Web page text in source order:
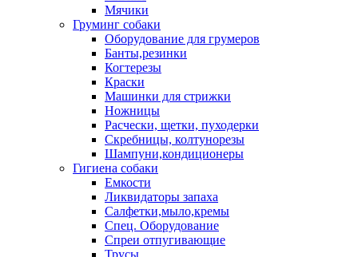
Мячики
Груминг собаки
Оборудование для грумеров
Банты,резинки
Когтерезы
Краски
Машинки для стрижки
Ножницы
Расчески, щетки, пуходерки
Скребницы, колтунорезы
Шампуни,кондиционеры
Гигиена собаки
Емкости
Ликвидаторы запаха
Салфетки,мыло,кремы
Спец. Оборудование
Спреи отпугивающие
Трусы